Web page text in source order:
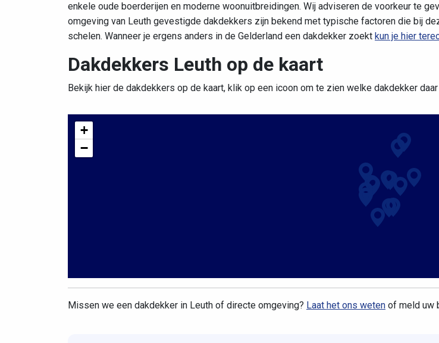
enkele oude boerderijen en moderne woonuitbreidingen. Wij adviseren de voorkeur te
omgeving van Leuth gevestigde dakdekkers zijn bekend met typische factoren die bij
schelen. Wanneer je ergens anders in de Gelderland een dakdekker zoekt kun je hier
Dakdekkers Leuth op de kaart
Bekijk hier de dakdekkers op de kaart, klik op een icoon om te zien welke dakdekker
+
−
Missen we een dakdekker in Leuth of directe omgeving? Laat het ons weten of meld uw